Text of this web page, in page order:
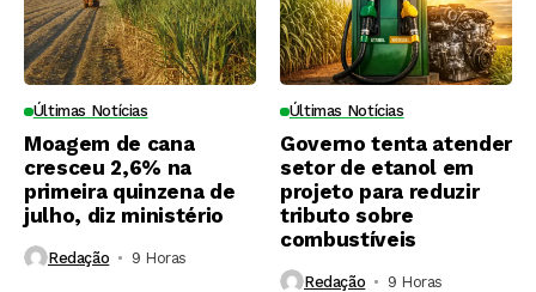
Últimas Notícias
Moagem de cana
cresceu 2,6% na
primeira quinzena de
julho, diz ministério
Redação 9 Horas ⁮
Últimas Notícias
Governo tenta atender
setor de etanol em
projeto para reduzir
tributo sobre
combustíveis
Redação 9 Horas ⁮